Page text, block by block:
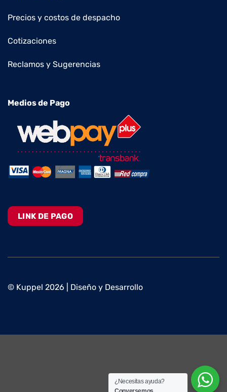
Precios y costos de despacho
Cotizaciones
Reclamos y Sugerencias
Medios de Pago
LINK DE PAGO
© Kuppel 2026 | Diseño y Desarrollo
¿Necesitas ayuda?